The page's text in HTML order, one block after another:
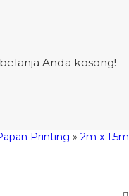
Anda kosong!
Printing » 2m x 1.5m